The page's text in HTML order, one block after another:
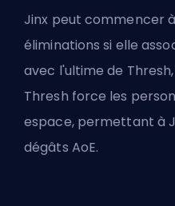
Jinx peut commencer
éliminations si elle
avec l'ultime de
Thresh force les
espace, permettant à
dégâts AoE.